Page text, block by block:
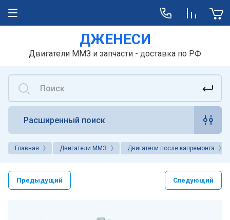
ДЖЕНЕСИ
Двигатели ММЗ и запчасти - доставка по РФ
Расширенный поиск
Главная Двигатели ММЗ Двигатели после капремонта
Предыдущий Следующий